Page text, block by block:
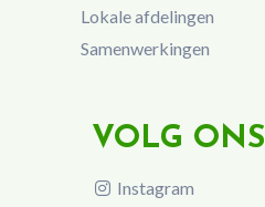
Lokale afdelingen
Samenwerkingen
VOLG ONS
Instagram